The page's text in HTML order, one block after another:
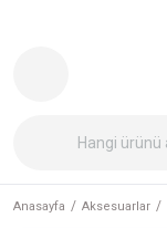
Anasayfa Aksesuarlar